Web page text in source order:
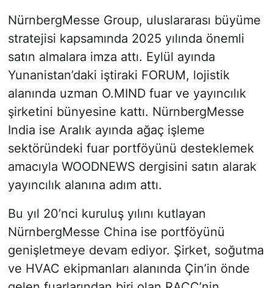
NürnbergMesse Group, uluslararası büyüme
stratejisi kapsamında 2025 yılında önemli
satın almalara imza attı. Eylül ayında
Yunanistan’daki iştiraki FORUM, lojistik
alanında uzman O.MIND fuar ve yayıncılık
şirketini bünyesine kattı. NürnbergMesse
India ise Aralık ayında ağaç işleme
sektöründeki fuar portföyünü desteklemek
amacıyla WOODNEWS dergisini satın alarak
yayıncılık alanına adım attı.
Bu yıl 20’nci kuruluş yılını kutlayan
NürnbergMesse China ise portföyünü
genişletmeye devam ediyor. Şirket, soğutma
ve HVAC ekipmanları alanında Çin’in önde